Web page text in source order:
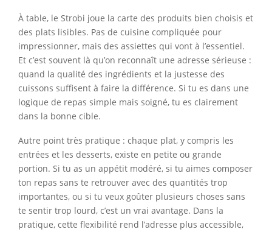
À table, le Strobi joue la carte des produits bien choisis et
des plats lisibles. Pas de cuisine compliquée pour
impressionner, mais des assiettes qui vont à l’essentiel.
Et c’est souvent là qu’on reconnaît une adresse sérieuse :
quand la qualité des ingrédients et la justesse des
cuissons suffisent à faire la différence. Si tu es dans une
logique de repas simple mais soigné, tu es clairement
dans la bonne cible.
Autre point très pratique : chaque plat, y compris les
entrées et les desserts, existe en petite ou grande
portion. Si tu as un appétit modéré, si tu aimes composer
ton repas sans te retrouver avec des quantités trop
importantes, ou si tu veux goûter plusieurs choses sans
te sentir trop lourd, c’est un vrai avantage. Dans la
pratique, cette flexibilité rend l’adresse plus accessible,